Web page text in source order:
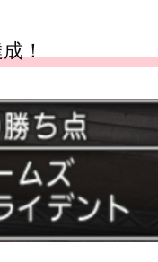
！